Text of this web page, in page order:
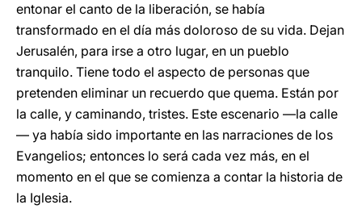
entonar el canto de la liberación, se había
transformado en el día más doloroso de su vida. Dejan
Jerusalén, para irse a otro lugar, en un pueblo
tranquilo. Tiene todo el aspecto de personas que
pretenden eliminar un recuerdo que quema. Están por
la calle, y caminando, tristes. Este escenario —la calle
— ya había sido importante en las narraciones de los
Evangelios; entonces lo será cada vez más, en el
momento en el que se comienza a contar la historia de
la Iglesia.